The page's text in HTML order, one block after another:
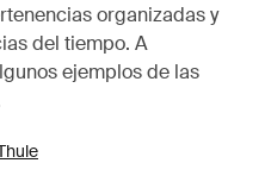
organizadas y
del tiempo. A
ejemplos de las